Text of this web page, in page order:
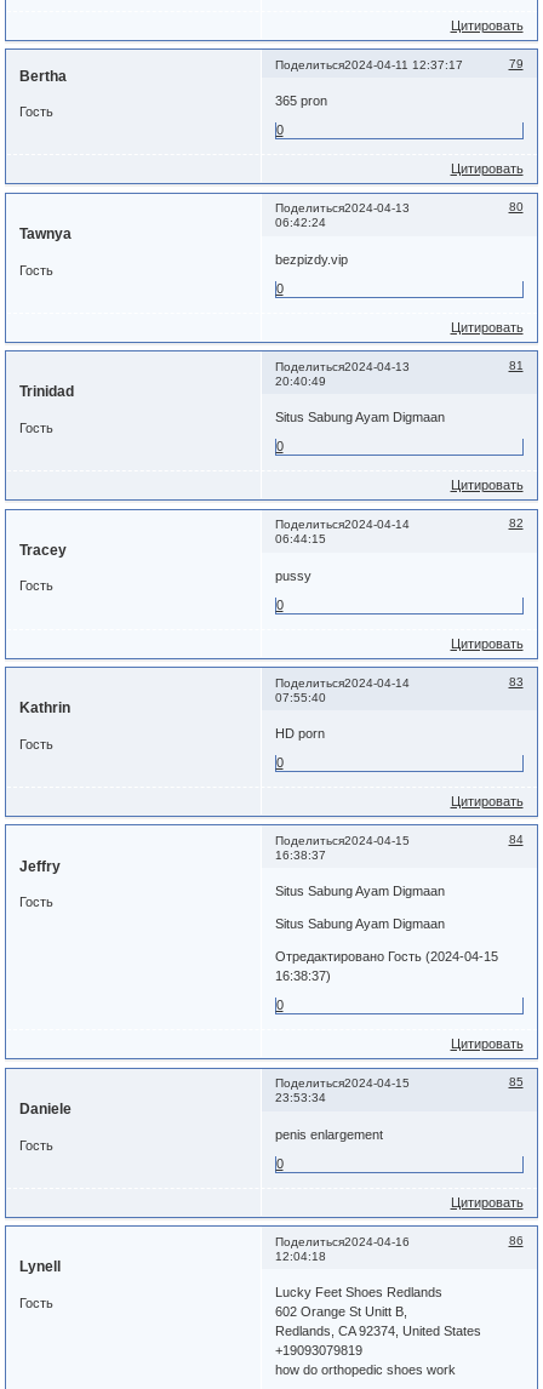
Цитировать
Поделиться 79
2024-04-11 12:37:17
Bertha
Гость
365 pron
0
Цитировать
Поделиться 80
2024-04-13
06:42:24
Tawnya
Гость
bezpizdy.vip
0
Цитировать
Поделиться 81
2024-04-13
20:40:49
Trinidad
Гость
Situs Sabung Ayam Digmaan
0
Цитировать
Поделиться 82
2024-04-14
06:44:15
Tracey
Гость
pussy
0
Цитировать
Поделиться 83
2024-04-14
07:55:40
Kathrin
Гость
HD porn
0
Цитировать
Поделиться 84
2024-04-15
16:38:37
Jeffry
Гость
Situs Sabung Ayam Digmaan
Situs Sabung Ayam Digmaan
Отредактировано Гость (2024-04-15
16:38:37)
0
Цитировать
Поделиться 85
2024-04-15
23:53:34
Daniele
Гость
penis enlargement
0
Цитировать
Поделиться 86
2024-04-16
12:04:18
Lynell
Гость
Lucky Feet Shoes Redlands
602 Orange St Unitt B,
Redlands, CA 92374, United States
+19093079819
how do orthopedic shoes work